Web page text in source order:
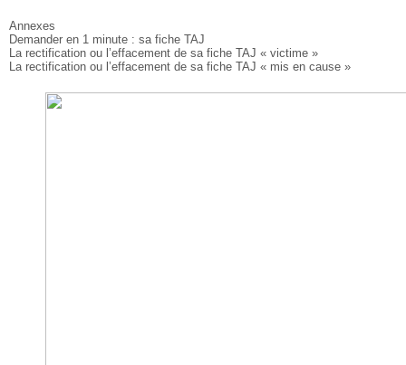
Annexes
Demander en 1 minute : sa fiche TAJ
La rectification ou l’effacement de sa fiche TAJ « victime »
La rectification ou l’effacement de sa fiche TAJ « mis en cause »